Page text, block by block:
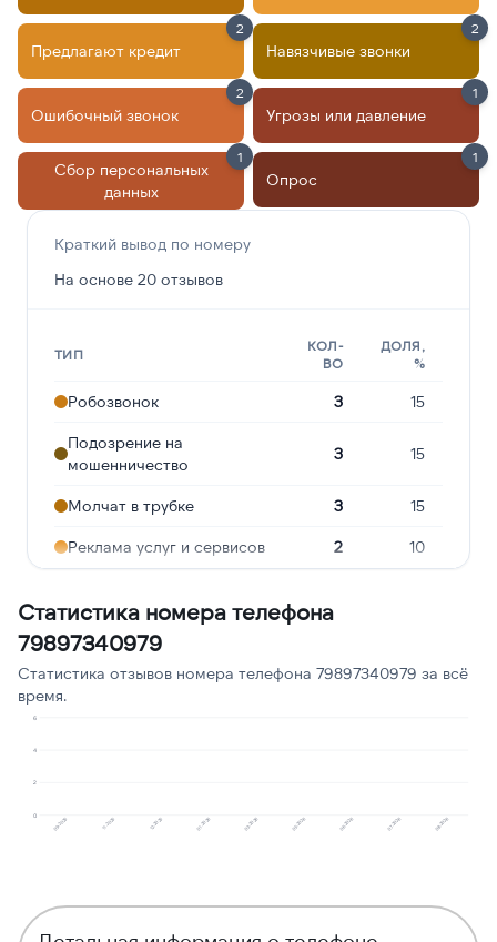
Предлагают кредит
2
Навязчивые звонки
2
Ошибочный звонок
2
Угрозы или давление
1
Сбор персональных
данных
1
Опрос
1
Краткий вывод по номеру
На основе 20 отзывов
ТИП
КОЛ-
ВО
ДОЛЯ,
%
Робозвонок 3 15
Подозрение на
мошенничество
3 15
Молчат в трубке 3 15
Реклама услуг и сервисов 2 10
Навязчивые звонки
Ошибочный звонок 2 10
Опрос
Статистика номера телефона
79897340979
Статистика отзывов номера телефона 79897340979 за всё
время.
0
2
4
6
09.2025 11.2025 12.2025 01.2026 03.2026 05.2026 06.2026 07.2026 08.2026